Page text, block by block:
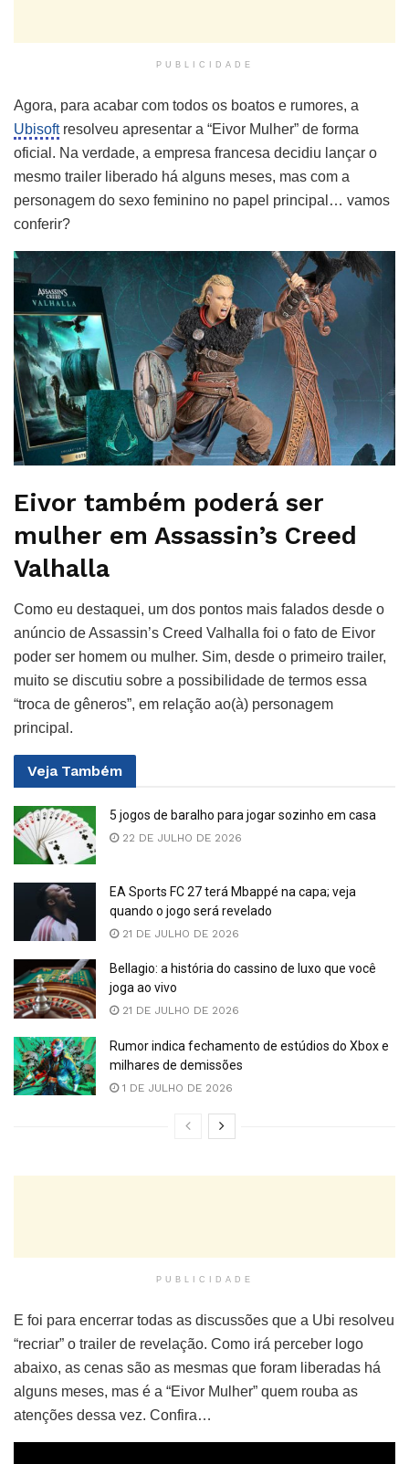
PUBLICIDADE
Agora, para acabar com todos os boatos e rumores, a
Ubisoftresolveu apresentar a “Eivor Mulher” de forma
oficial. Na verdade, a empresa francesa decidiu lançar o
mesmo trailer liberado há alguns meses, mas com a
personagem do sexo feminino no papel principal… vamos
conferir?
Eivor também poderá ser
mulher em Assassin’s Creed
Valhalla
Como eu destaquei, um dos pontos mais falados desde o
anúncio de Assassin’s Creed Valhalla foi o fato de Eivor
poder ser homem ou mulher. Sim, desde o primeiro trailer,
muito se discutiu sobre a possibilidade de termos essa
“troca de gêneros”, em relação ao(à) personagem
principal.
Veja Também
5 jogos de baralho para jogar sozinho em casa
22 DE JULHO DE 2026
EA Sports FC 27 terá Mbappé na capa; veja
quando o jogo será revelado
21 DE JULHO DE 2026
Bellagio: a história do cassino de luxo que você
joga ao vivo
21 DE JULHO DE 2026
Rumor indica fechamento de estúdios do Xbox e
milhares de demissões
1 DE JULHO DE 2026
PUBLICIDADE
E foi para encerrar todas as discussões que a Ubi resolveu
“recriar” o trailer de revelação. Como irá perceber logo
abaixo, as cenas são as mesmas que foram liberadas há
alguns meses, mas é a “Eivor Mulher” quem rouba as
atenções dessa vez. Confira…